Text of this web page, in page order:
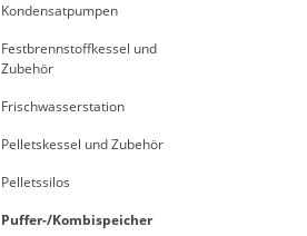
Kondensatpumpen
Festbrennstoffkessel und
Zubehör
Frischwasserstation
Pelletskessel und Zubehör
Pelletssilos
Puffer-/Kombispeicher